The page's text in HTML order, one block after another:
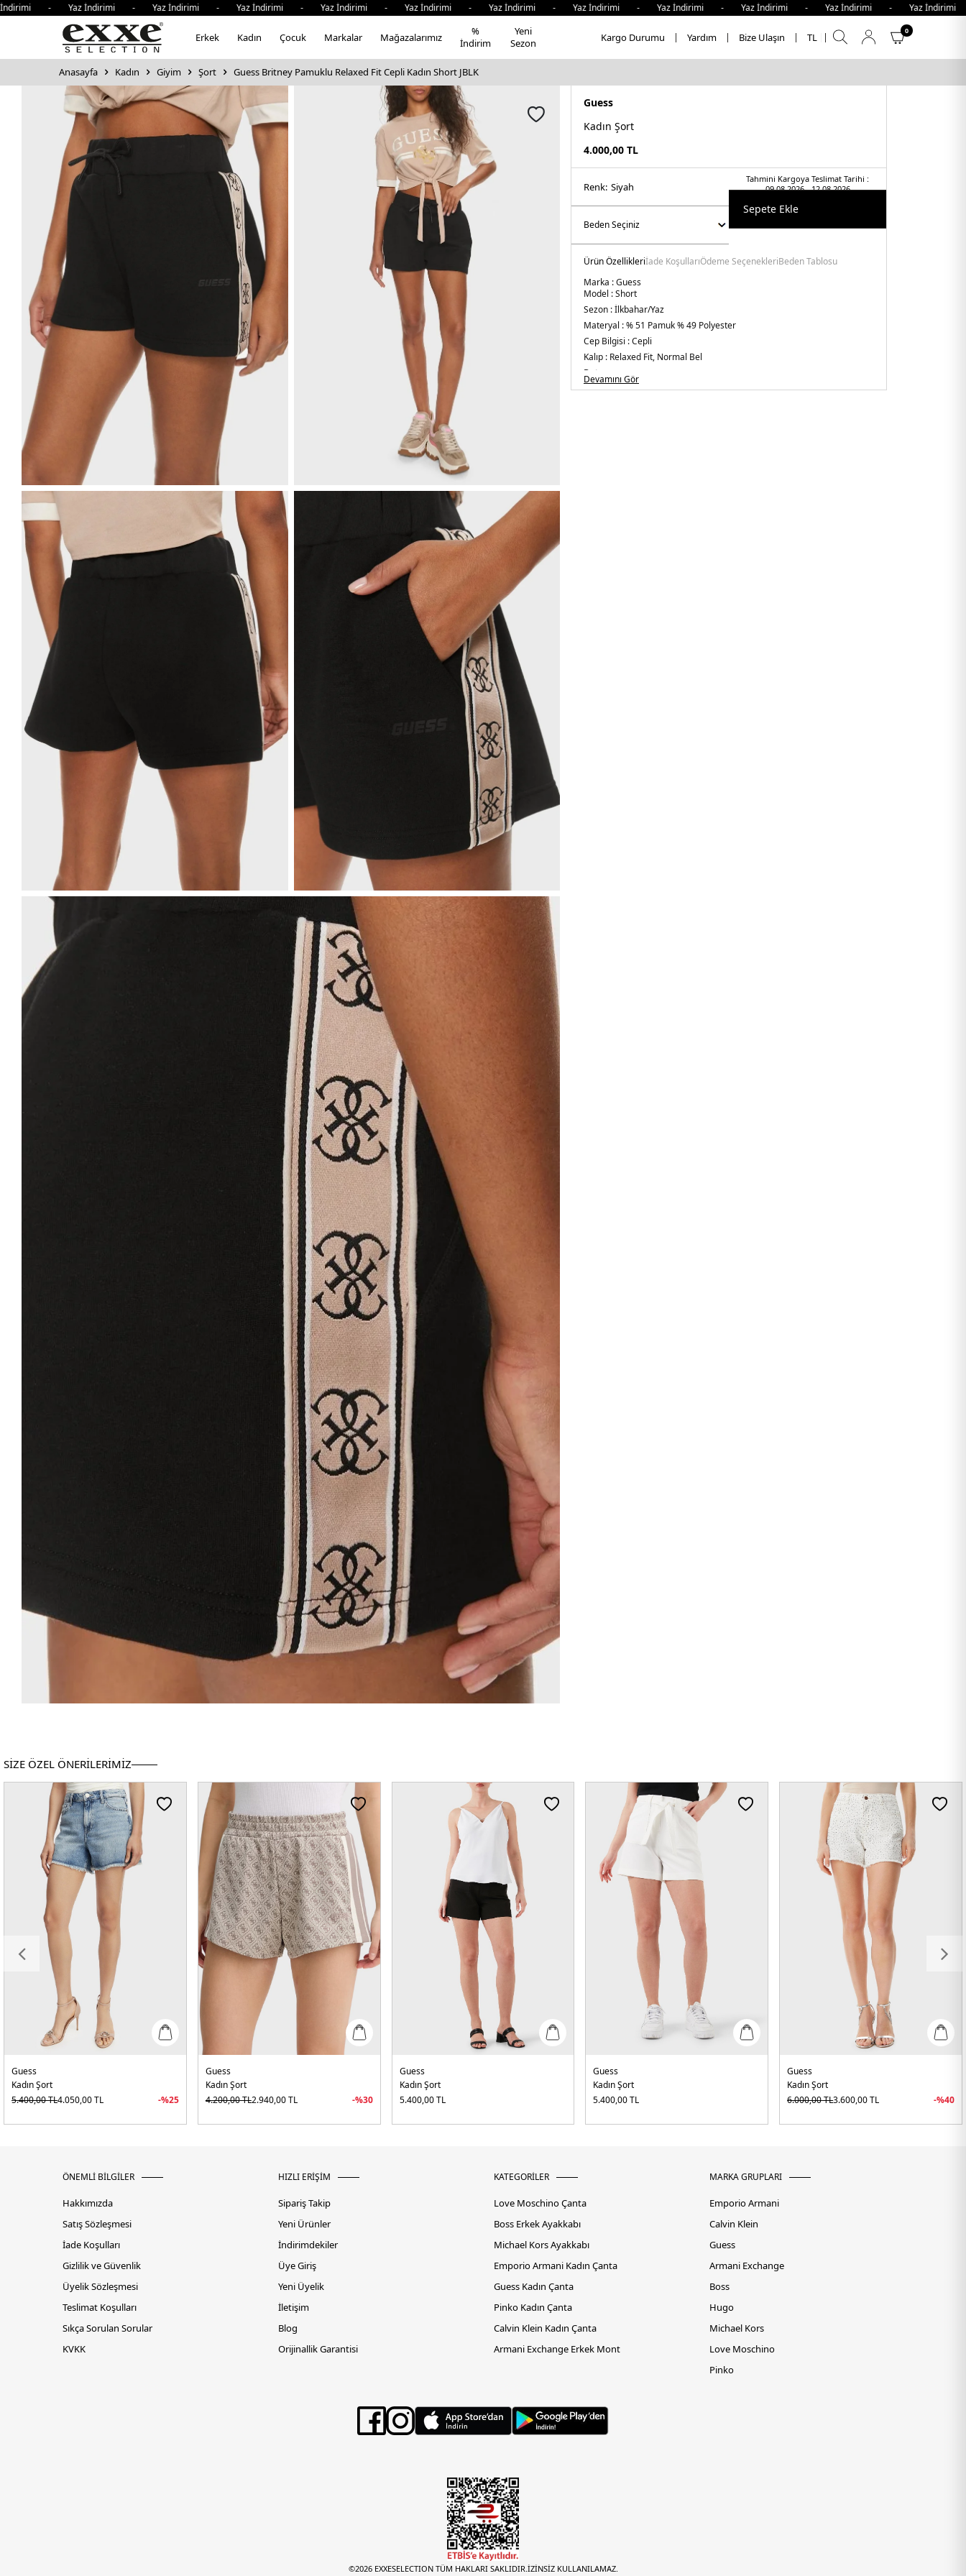
- Yaz İndirimi - Yaz İndirimi - Yaz İndirimi - Yaz İndirimi - Yaz İndirimi - Yaz İndirimi - Yaz İndirimi - Yaz İndirimi - Yaz İndirimi - Yaz İndirimi - Yaz
Erkek Kadın Çocuk Markalar Mağazalarımız
%
İndirim
Yeni
Sezon
Kargo Durumu Yardım Bize Ulaşın TL
0
Anasayfa Kadın Giyim Şort Guess Britney Pamuklu Relaxed Fit Cepli Kadın Short JBLK
Guess
Kadın Şort
4.000,00 TL
Tahmini Kargoya Teslimat Tarihi :
09.08.2026 - 12.08.2026
Renk: si̇yah
Sepete Ekle
Ürün Özellikleriİade KoşullarıÖdeme SeçenekleriBeden Tablosu
Marka :Guess
Model :Short
Sezon :İlkbahar/Yaz
Materyal :% 51 Pamuk % 49 Polyester
Cep Bilgisi :Cepli
Kalıp : Relaxed Fit, Normal Bel
Detay :
-Yanda logo-S beden için iç bacak boyu 5 cm
Devamını Gör
SİZE ÖZEL ÖNERİLERİMİZ
Guess
Kadın Şort
5.400,00TL4.050,00TL -%25
Guess
Kadın Şort
4.200,00TL2.940,00TL -%30
Guess
Kadın Şort
5.400,00TL
Guess
Kadın Şort
5.400,00TL
Guess
Kadın Şort
6.000,00TL3.600,00TL -%40
ÖNEMLİ BİLGİLER
Hakkımızda
Satış Sözleşmesi
İade Koşulları
Gizlilik ve Güvenlik
Üyelik Sözleşmesi
Teslimat Koşulları
Sıkça Sorulan Sorular
KVKK
HIZLI ERİŞİM
Sipariş Takip
Yeni Ürünler
İndirimdekiler
Üye Giriş
Yeni Üyelik
İletişim
Blog
Orijinallik Garantisi
KATEGORİLER
Love Moschino Çanta
Boss Erkek Ayakkabı
Michael Kors Ayakkabı
Emporio Armani Kadın Çanta
Guess Kadın Çanta
Pinko Kadın Çanta
Calvin Klein Kadın Çanta
Armani Exchange Erkek Mont
MARKA GRUPLARI
Emporio Armani
Calvin Klein
Guess
Armani Exchange
Boss
Hugo
Michael Kors
Love Moschino
Pinko
©2026 EXXESELECTION TÜM HAKLARI SAKLIDIR.İZİNSİZ KULLANILAMAZ.